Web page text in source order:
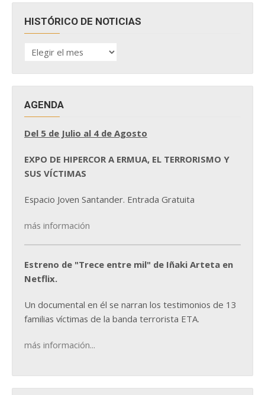
HISTÓRICO DE NOTICIAS
HISTÓRICO
DE
AGENDA
Del 5 de Julio al 4 de Agosto
EXPO DE HIPERCOR A ERMUA, EL TERRORISMO Y
SUS VÍCTIMAS
Espacio Joven Santander. Entrada Gratuita
más información
Estreno de "Trece entre mil" de Iñaki Arteta en
Netflix.
Un documental en él se narran los testimonios de 13
familias víctimas de la banda terrorista ETA.
más información...